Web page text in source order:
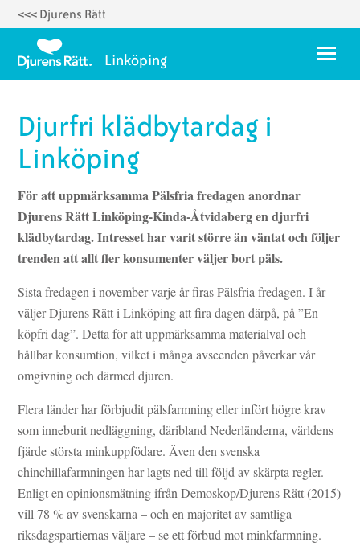
Hoppa
huvudinnehåll
<<< Djurens Rätt
Linköping Meny
Bli aktiv
Om oss
Djurfri klädbytardag i
Linköping
För att uppmärksamma Pälsfria fredagen anordnar
Djurens Rätt Linköping-Kinda-Åtvidaberg en djurfri
klädbytardag. Intresset har varit större än väntat och följer
trenden att allt fler konsumenter väljer bort päls.
Sista fredagen i november varje år firas Pälsfria fredagen. I år
väljer Djurens Rätt i Linköping att fira dagen därpå, på ”En
köpfri dag”. Detta för att uppmärksamma materialval och
hållbar konsumtion, vilket i många avseenden påverkar vår
omgivning och därmed djuren.
Flera länder har förbjudit pälsfarmning eller infört högre krav
som inneburit nedläggning, däribland Nederländerna, världens
fjärde största minkuppfödare. Även den svenska
chinchillafarmningen har lagts ned till följd av skärpta regler.
Enligt en opinionsmätning ifrån Demoskop/Djurens Rätt (2015)
vill 78 % av svenskarna – och en majoritet av samtliga
riksdagspartiernas väljare – se ett förbud mot minkfarmning.